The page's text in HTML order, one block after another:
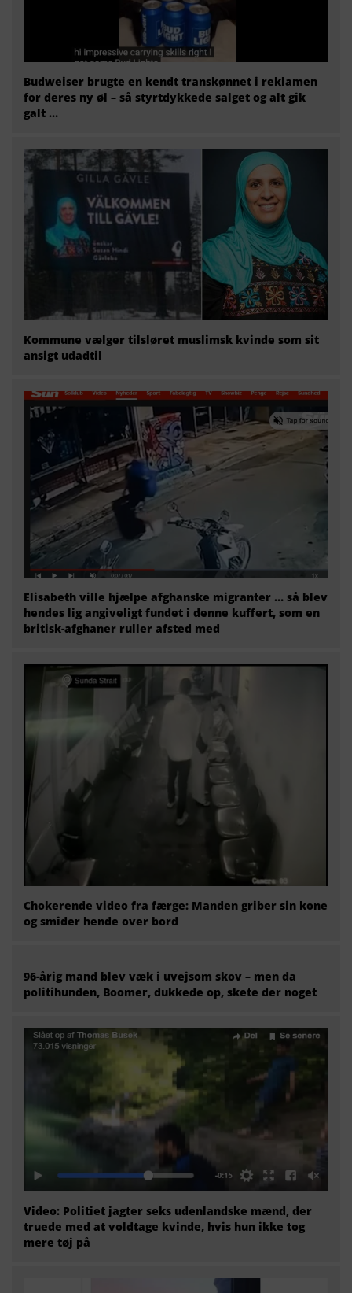
Budweiser brugte en kendt transkønnet i reklamen
for deres ny øl – så styrtdykkede salget og alt gik
galt …
Kommune vælger tilsløret muslimsk kvinde som sit
ansigt udadtil
Elisabeth ville hjælpe afghanske migranter … så blev
hendes lig angiveligt fundet i denne kuffert, som en
britisk-afghaner ruller afsted med
Chokerende video fra færge: Manden griber sin kone
og smider hende over bord
96-årig mand blev væk i uvejsom skov – men da
politihunden, Boomer, dukkede op, skete der noget
Video: Politiet jagter seks udenlandske mænd, der
truede med at voldtage kvinde, hvis hun ikke tog
mere tøj på